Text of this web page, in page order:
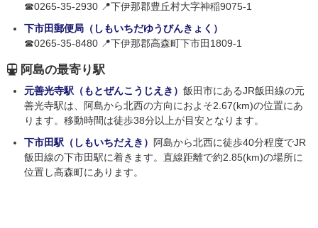
☎0265-35-2930 📍下伊那郡豊丘村大字神稲9075-1
下市田郵便局（しもいちだゆうびんきょく）
☎0265-35-8480 📍下伊那郡高森町下市田1809-1
阿島の最寄り駅
元善光寺駅（もとぜんこうじえき） 飯田市にあるJR飯田線の元
善光寺駅は、阿島から北西の方向におよそ2.67(km)の位置にあ
ります。移動時間は徒歩38分以上が目安となります。
下市田駅（しもいちだえき）
阿島から北西に徒歩40分程度でJR
飯田線の下市田駅に着きます。直線距離で約2.85(km)の場所に
位置し高森町にあります。